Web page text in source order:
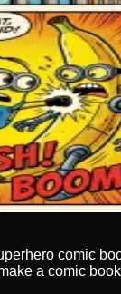
comic
a comic